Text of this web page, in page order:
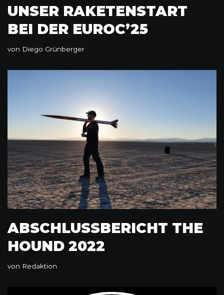
UNSER RAKETENSTART
BEI DER EUROC’25
von Diego Grünberger
ABSCHLUSSBERICHT THE
HOUND 2022
von Redaktion